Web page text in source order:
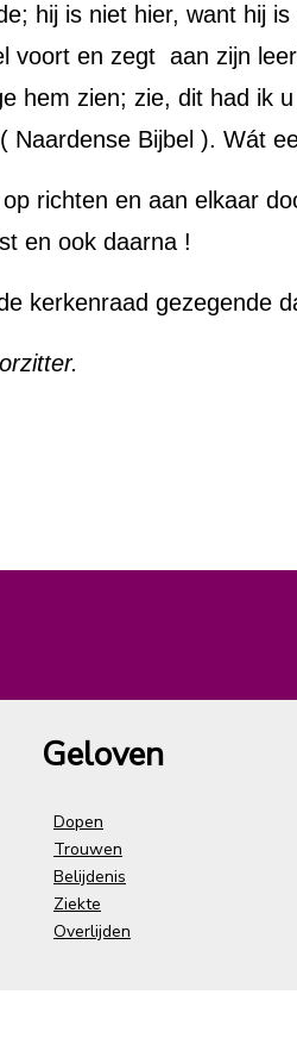
hij is niet hier, want hij
voort en zegt aan zijn
hem zien; zie, dit had ik
Naardense Bijbel ). Wát
richten en aan elkaar
en ook daarna !
kerkenraad gezegende
Geloven
Dopen
Trouwen
Belijdenis
Ziekte
Overlijden